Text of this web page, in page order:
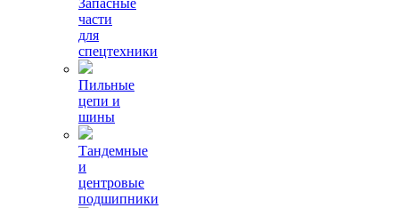
Запасные
части
для
спецтехники
Пильные
цепи и
шины
Тандемные
и
центровые
подшипники